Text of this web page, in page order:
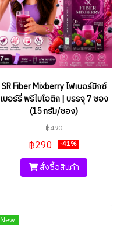
SR Fiber Mixberry ไฟเบอร์มิกซ์
เบอร์รี่ พรีไบโอติก | บรรจุ 7 ซอง
(15 กรัม/ซอง)
฿490
฿290 -41%
สั่งซื้อสินค้า
New